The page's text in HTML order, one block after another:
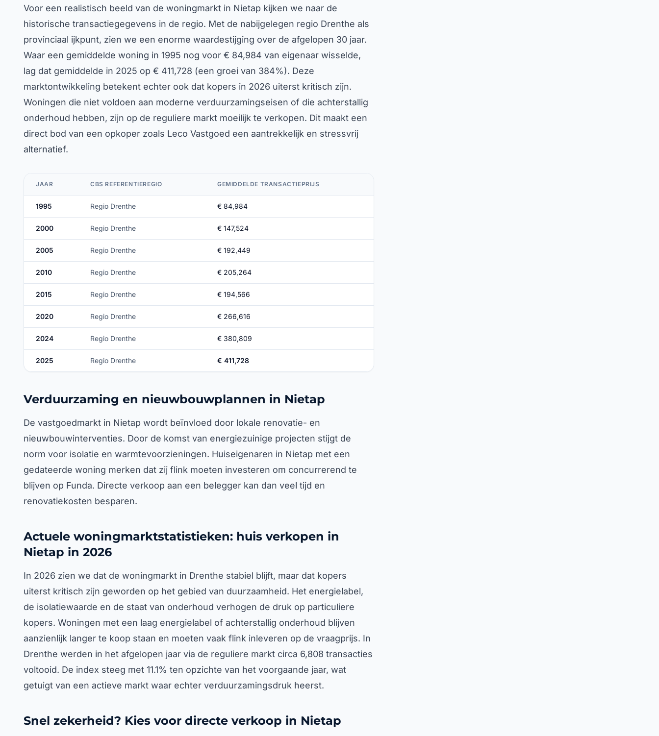
Voor een realistisch beeld van de woningmarkt in Nietap kijken we naar de
historische transactiegegevens in de regio. Met de nabijgelegen regio Drenthe als
provinciaal ijkpunt, zien we een enorme waardestijging over de afgelopen 30 jaar.
Waar een gemiddelde woning in 1995 nog voor € 84,984 van eigenaar wisselde,
lag dat gemiddelde in 2025 op € 411,728 (een groei van 384%). Deze
marktontwikkeling betekent echter ook dat kopers in 2026 uiterst kritisch zijn.
Woningen die niet voldoen aan moderne verduurzamingseisen of die achterstallig
onderhoud hebben, zijn op de reguliere markt moeilijk te verkopen. Dit maakt een
direct bod van een opkoper zoals Leco Vastgoed een aantrekkelijk en stressvrij
alternatief.
JAAR CBS REFERENTIEREGIO GEMIDDELDE TRANSACTIEPRIJS
1995 Regio Drenthe € 84,984
2000 Regio Drenthe € 147,524
2005 Regio Drenthe € 192,449
2010 Regio Drenthe € 205,264
2015 Regio Drenthe € 194,566
2020 Regio Drenthe € 266,616
2024 Regio Drenthe € 380,809
2025 Regio Drenthe € 411,728
Verduurzaming en nieuwbouwplannen in Nietap
De vastgoedmarkt in Nietap wordt beïnvloed door lokale renovatie- en
nieuwbouwinterventies. Door de komst van energiezuinige projecten stijgt de
norm voor isolatie en warmtevoorzieningen. Huiseigenaren in Nietap met een
gedateerde woning merken dat zij flink moeten investeren om concurrerend te
blijven op Funda. Directe verkoop aan een belegger kan dan veel tijd en
renovatiekosten besparen.
Actuele woningmarktstatistieken: huis verkopen in
Nietap in 2026
In 2026 zien we dat de woningmarkt in Drenthe stabiel blijft, maar dat kopers
uiterst kritisch zijn geworden op het gebied van duurzaamheid. Het energielabel,
de isolatiewaarde en de staat van onderhoud verhogen de druk op particuliere
kopers. Woningen met een laag energielabel of achterstallig onderhoud blijven
aanzienlijk langer te koop staan en moeten vaak flink inleveren op de vraagprijs. In
Drenthe werden in het afgelopen jaar via de reguliere markt circa 6,808 transacties
voltooid. De index steeg met 11.1% ten opzichte van het voorgaande jaar, wat
getuigt van een actieve markt waar echter verduurzamingsdruk heerst.
Snel zekerheid? Kies voor directe verkoop in Nietap